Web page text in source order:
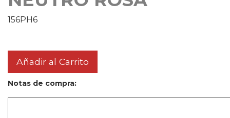
156PH6
Añadir al Carrito
Notas de compra: